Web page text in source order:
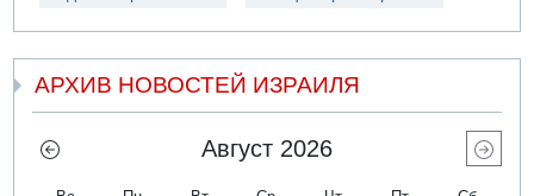
АРХИВ НОВОСТЕЙ ИЗРАИЛЯ
Август 2026